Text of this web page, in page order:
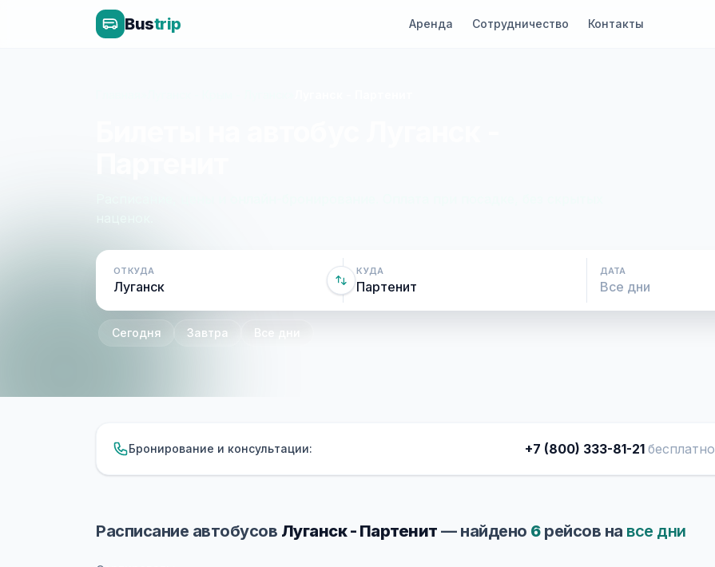
Bustrip Аренда Сотрудничество Контакты
ОТКУДА КУДА ДАТА
Сегодня Завтра Все дни
Бронирование и консультации: +7 (800) 333-81-21 бесплатно
Расписание автобусов Луганск - Партенит — найдено 6рейсов на все дни